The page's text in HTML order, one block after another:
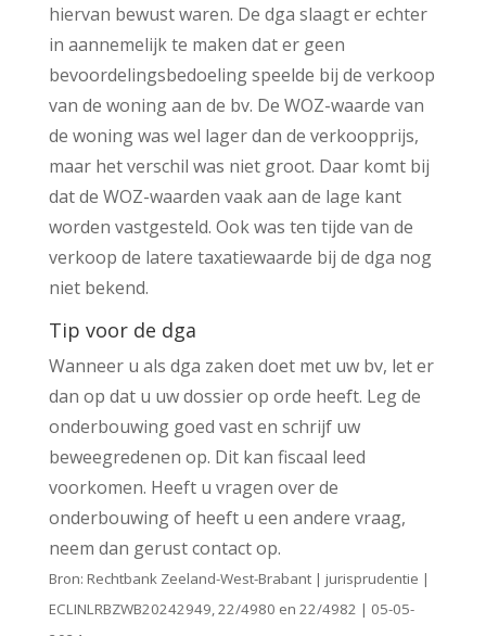
hiervan bewust waren. De dga slaagt er echter
in aannemelijk te maken dat er geen
bevoordelingsbedoeling speelde bij de verkoop
van de woning aan de bv. De WOZ-waarde van
de woning was wel lager dan de verkoopprijs,
maar het verschil was niet groot. Daar komt bij
dat de WOZ-waarden vaak aan de lage kant
worden vastgesteld. Ook was ten tijde van de
verkoop de latere taxatiewaarde bij de dga nog
niet bekend.
Tip voor de dga
Wanneer u als dga zaken doet met uw bv, let er
dan op dat u uw dossier op orde heeft. Leg de
onderbouwing goed vast en schrijf uw
beweegredenen op. Dit kan fiscaal leed
voorkomen. Heeft u vragen over de
onderbouwing of heeft u een andere vraag,
neem dan gerust contact op.
Bron: Rechtbank Zeeland-West-Brabant | jurisprudentie |
ECLINLRBZWB20242949, 22/4980 en 22/4982 | 05-05-